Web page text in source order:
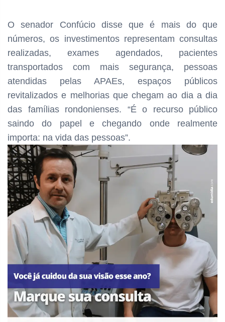
O senador Confúcio disse que é mais do que
números, os investimentos representam consultas
realizadas, exames agendados, pacientes
transportados com mais segurança, pessoas
atendidas pelas APAEs, espaços públicos
revitalizados e melhorias que chegam ao dia a dia
das famílias rondonienses. “É o recurso público
saindo do papel e chegando onde realmente
importa: na vida das pessoas”.